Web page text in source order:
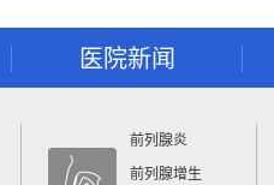
医院新闻
前列腺炎
前列腺增生